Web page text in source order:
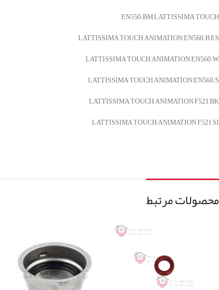
EN550.BM LATTISSIMA TOUCH
LATTISSIMA TOUCH ANIMATION EN560.B ES
LATTISSIMA TOUCH ANIMATION EN560.W
LATTISSIMA TOUCH ANIMATION EN560.S
LATTISSIMA TOUCH ANIMATION F521 BK
LATTISSIMA TOUCH ANIMATION F521 SI
محصولات مرتبط